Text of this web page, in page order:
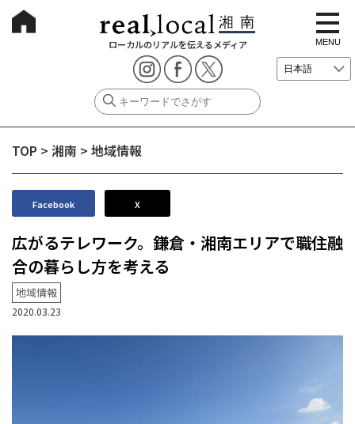
ローカルのリアルを伝えるメディア
t
o
g
g
e
i
i
MENU
TOP > 湘南 > 地域情報
Facebook X
広がるテレワーク。鎌倉・湘南エリアで職住融
合の暮らし方を考える
地域情報
2020.03.23